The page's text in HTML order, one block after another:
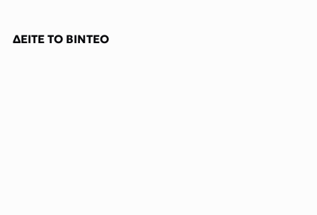
ΔΕΙΤΕ ΤΟ ΒΙΝΤΕΟ